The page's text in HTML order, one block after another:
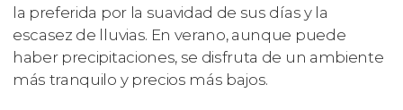
la preferida por la suavidad de sus días y la
escasez de lluvias. En verano, aunque puede
haber precipitaciones, se disfruta de un ambiente
más tranquilo y precios más bajos.